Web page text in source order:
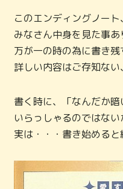
このエンディングノー
みなさん中身を見た事
万が一の時の為に書き残
詳しい内容はご存知な
書く時に、「なんだか
いらっしゃるのではな
実は・・・書き始める